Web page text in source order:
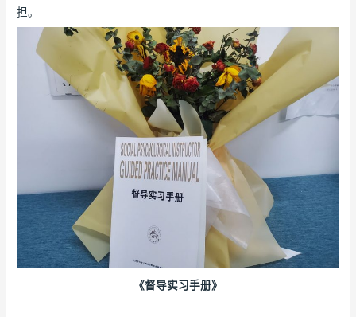
担。
《督导实习手册》